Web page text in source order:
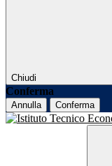
Chiudi
Conferma
Annulla Conferma